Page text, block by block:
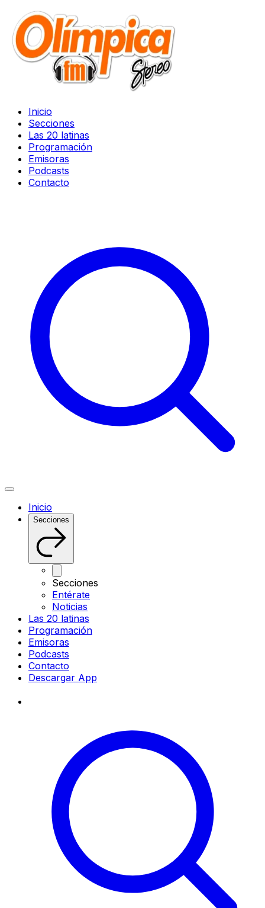
Inicio
Secciones
Las 20 latinas
Programación
Emisoras
Podcasts
Contacto
Inicio
Secciones
Secciones
Entérate
Noticias
Las 20 latinas
Programación
Emisoras
Podcasts
Contacto
Descargar App